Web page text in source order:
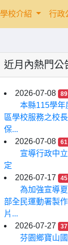
學校介紹 行政
近月內熱門公
2026-07-08 89
本縣115學年
區學校服務之校
保...
2026-07-08
61
宣導行政中
定
2026-07-17
45
為加強宣導
部全民運動署製
片...
2026-07-27
37
芬園鄉寶山